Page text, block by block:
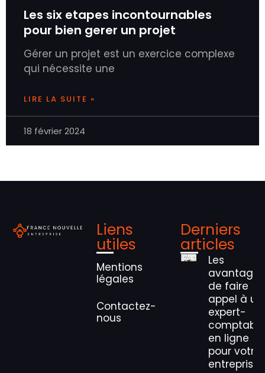
Les six etapes incontournables
pour bien gerer un projet
Gérer un projet est un exercice complexe
qui nécessite une
LIRE LA SUITE »
18 février 2024
Liens
utiles
Mentions
légales
Contactez-
nous
Derniers
articles
Les
avantages
de faire
appel à un
expert-
comptable
en ligne
pour votre
entreprise